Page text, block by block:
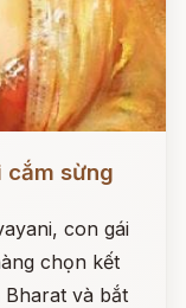
cắm sừng
con gái
chọn kết
Bharat và bắt